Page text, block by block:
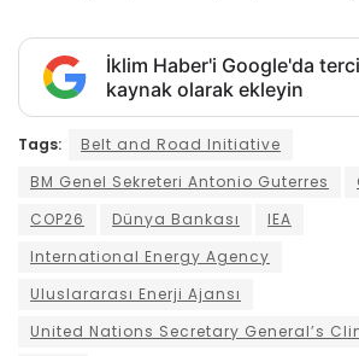
İklim Haber'i Google'da
kaynak olarak ekleyin
Tags:
Belt and Road Initiative
BM Genel Sekreteri Antonio Guterres
COP26
Dünya Bankası
IEA
International Energy Agency
Uluslararası Enerji Ajansı
United Nations Secretary General’s